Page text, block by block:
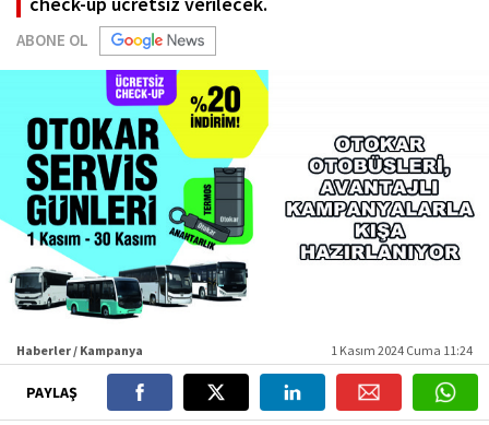
ABONE OL
Haberler / Kampanya 1 Kasım 2024 Cuma 11:24
PAYLAŞ